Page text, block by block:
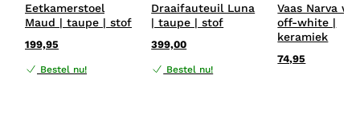
Eetkamerstoel
Maud | taupe | stof
199,95
Bestel nu!
Draaifauteuil Luna
| taupe | stof
399,00
Bestel nu!
Vaas Narva
off-white |
keramiek
74,95